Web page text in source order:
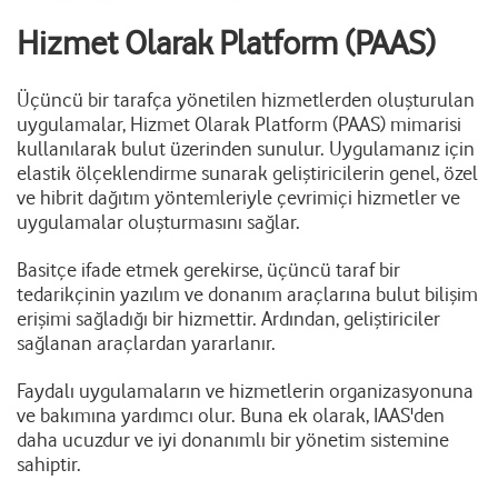
Hizmet Olarak Platform (PAAS)
Üçüncü bir tarafça yönetilen hizmetlerden oluşturulan
uygulamalar, Hizmet Olarak Platform (PAAS) mimarisi
kullanılarak bulut üzerinden sunulur. Uygulamanız için
elastik ölçeklendirme sunarak geliştiricilerin genel, özel
ve hibrit dağıtım yöntemleriyle çevrimiçi hizmetler ve
uygulamalar oluşturmasını sağlar.
Basitçe ifade etmek gerekirse, üçüncü taraf bir
tedarikçinin yazılım ve donanım araçlarına bulut bilişim
erişimi sağladığı bir hizmettir. Ardından, geliştiriciler
sağlanan araçlardan yararlanır.
Faydalı uygulamaların ve hizmetlerin organizasyonuna
ve bakımına yardımcı olur. Buna ek olarak, IAAS'den
daha ucuzdur ve iyi donanımlı bir yönetim sistemine
sahiptir.